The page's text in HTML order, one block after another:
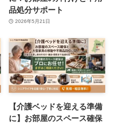
品処分サポート
2026年5月21日
【介護ベッドを迎える準備
に】お部屋のスペース確保